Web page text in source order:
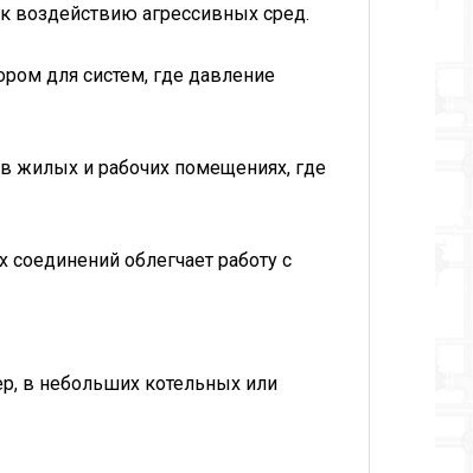
воздействию агрессивных сред.
для систем, где давление
жилых и рабочих помещениях, где
облегчает работу с
в небольших котельных или